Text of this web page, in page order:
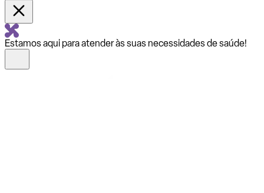
Estamos aqui para atender às suas necessidades de saúde!